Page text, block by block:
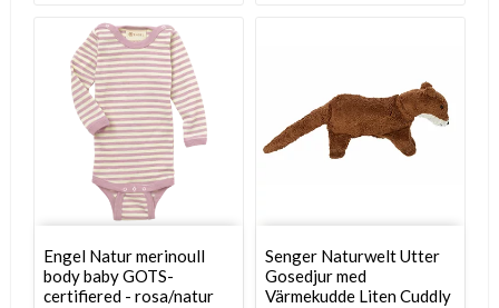
Engel Natur merinoull
body baby GOTS-
certifiered - rosa/natur
Senger Naturwelt Utter
Gosedjur med
Värmekudde Liten Cuddly